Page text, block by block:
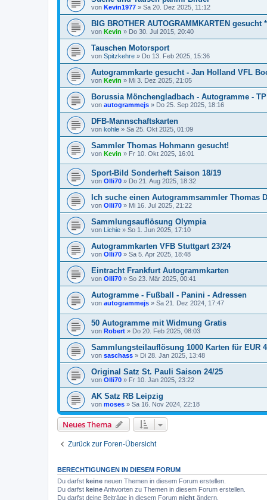
von Kevin1977 » Sa 20. Dez 2025, 11:12
BIG BROTHER AUTOGRAMMKARTEN gesucht
von Kevin » Do 30. Jul 2015, 20:40
Tauschen Motorsport
von Spitzkehre » Do 13. Feb 2025, 15:36
Autogrammkarte gesucht - Jan Holland VFL
von Kevin » Mi 3. Dez 2025, 21:05
Borussia Mönchengladbach - Autogramme -
von autogrammejs » Do 25. Sep 2025, 18:16
DFB-Mannschaftskarten
von kohle » Sa 25. Okt 2025, 01:09
Sammler Thomas Hohmann gesucht!
von Kevin » Fr 10. Okt 2025, 16:01
Sport-Bild Sonderheft Saison 18/19
von Olli70 » Do 21. Aug 2025, 18:32
Ich suche einen Autogrammsammler Thomas
von Olli70 » Mi 16. Jul 2025, 21:22
Sammlungsauflösung Olympia
von Lichie » So 1. Jun 2025, 17:10
Autogrammkarten VFB Stuttgart 23/24
von Olli70 » Sa 5. Apr 2025, 18:48
Eintracht Frankfurt Autogrammkarten
von Olli70 » So 23. Mär 2025, 00:41
Autogramme - Fußball - Panini - Adressen
von autogrammejs » Sa 21. Dez 2024, 17:47
50 Autogramme mit Widmung Gratis
von Robert » Do 20. Feb 2025, 08:03
Sammlungsteilauflösung 1000 Karten für EUR
von saschass » Di 28. Jan 2025, 13:48
Original Satz St. Pauli Saison 24/25
von Olli70 » Fr 10. Jan 2025, 23:22
AK Satz RB Leipzig
von moses » Sa 16. Nov 2024, 22:18
Neues Thema
Zurück zur Foren-Übersicht
BERECHTIGUNGEN IN DIESEM FORUM
Du darfst keine neuen Themen in diesem Forum erstellen.
Du darfst keineAntworten zu Themen in diesem Forum erstellen.
Du darfst deine Beiträge in diesem Forum nicht ändern.